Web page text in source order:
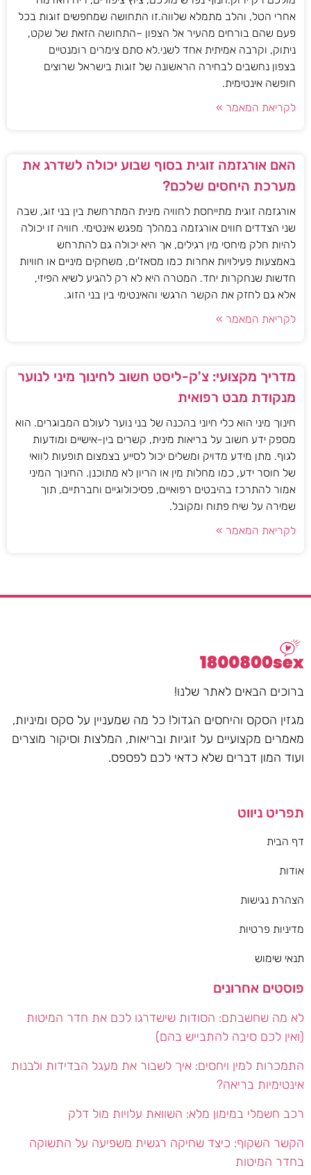
אחרי הטל, והלב מתמלא שלווה.זו התחושה שמחפשים זוגות בכל
פעם שהם בורחים מהעיר אל הצפון –התחושה הזאת של שקט,
ניתוק, וקרבה אמיתית אחד לשני.לא סתם צימרים רומנטיים
בצפון נחשבים לבחירה הראשונה של זוגות בישראל שרוצים
חופשה אינטימית.
לקריאת המאמר »
האם אורגזמה זוגית בסוף שבוע יכולה לשדרג את
מערכת היחסים שלכם?
אורגזמה זוגית מתייחסת לחוויה מינית המתרחשת בין בני זוג, שבה
שני הצדדים חווים אורגזמה במהלך מפגש אינטימי. חוויה זו יכולה
להיות חלק מיחסי מין רגילים, אך היא יכולה גם להתרחש
באמצעות פעילויות אחרות כמו מסאז'ים, משחקים מיניים או חוויות
חדשות שנחקרות יחד. המטרה היא לא רק להגיע לשיא הפיזי,
אלא גם לחזק את הקשר הרגשי והאינטימי בין בני הזוג.
לקריאת המאמר »
מדריך מקצועי: צ'ק-ליסט חשוב לחינוך מיני לנוער
מנקודת מבט רפואית
חינוך מיני הוא כלי חיוני בהכנה של בני נוער לעולם המבוגרים. הוא
מספק ידע חשוב על בריאות מינית, קשרים בין-אישיים ומודעות
לגוף. מתן מידע מדויק ומשלים יכול לסייע בצמצום תופעות לוואי
של חוסר ידע, כמו מחלות מין או הריון לא מתוכנן. החינוך המיני
אמור להתרכז בהיבטים רפואיים, פסיכולוגיים וחברתיים, תוך
שמירה על שיח פתוח ומקובל.
לקריאת המאמר »
ברוכים הבאים לאתר שלנו!
מגזין הסקס והיחסים הגדול! כל מה שמעניין על סקס ומיניות,
מאמרים מקצועיים על זוגיות ובריאות, המלצות וסיקור מוצרים
ועוד המון דברים שלא כדאי לכם לפספס.
תפריט ניווט
דף הבית
אודות
הצהרת נגישות
מדיניות פרטיות
תנאי שימוש
פוסטים אחרונים
לא מה שחשבתם: הסודות שישדרגו לכם את חדר המיטות
(ואין לכם סיבה להתבייש בהם)
התמכרות למין ויחסים: איך לשבור את מעגל הבדידות ולבנות
אינטימיות בריאה?
רכב חשמלי במימון מלא: השוואת עלויות מול דלק
הקשר השקוף: כיצד שחיקה רגשית משפיעה על התשוקה
בחדר המיטות